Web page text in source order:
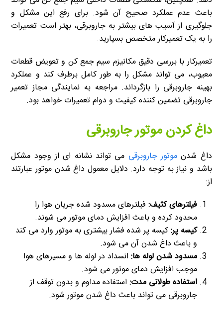
باعث عدم عملکرد صحیح آن شود. برای رفع این مشکل و
جلوگیری از آسیب های بیشتر به جاروبرقی، بهتر است تعمیرات
را به یک تعمیرکار متخصص بسپارید.
تعمیرکار با بررسی دقیق مکانیزم سیم جمع کن و تعویض قطعات
معیوب، می تواند مشکل را به طور کامل برطرف کند و عملکرد
بهینه جاروبرقی را بازگرداند. مراجعه به نمایندگی مجاز تعمیر
جاروبرقی تضمین کننده کیفیت و دوام تعمیرات خواهد بود.
داغ کردن موتور جاروبرقی
داغ شدنموتور جاروبرقی می تواند نشانه ای از وجود مشکل
باشد و نیاز به توجه دارد. دلایل معمول داغ شدن موتور عبارتند
از:
فیلترهای کثیف: فیلترهای مسدود شده جریان هوا را
محدود کرده و باعث افزایش دمای موتور می شوند.
کیسه پر:کیسه پر شده فشار بیشتری به موتور وارد می کند
و باعث داغ شدن آن می شود.
مسدود شدن لوله ها: انسداد در لوله ها و مسیرهای هوا
موجب افزایش دمای موتور می شود.
استفاده طولانی مدت: استفاده مداوم و بدون توقف از
جاروبرقی می تواند باعث داغ شدن موتور شود.